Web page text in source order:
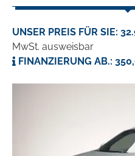
UNSER PREIS FÜR SIE:
MwSt. ausweisbar
FINANZIERUNG AB.: